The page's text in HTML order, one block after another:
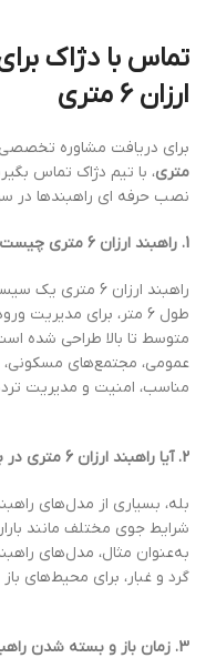
تماس با دژاک
ارزان 6 متری
برای دریافت مشاوره
متری، با تیم دژاک تماس
نصب حرفه ای راهبندها در
1. راهبند ارزان 6 متری چیست و چه کاربردهایی دارد؟
راهبند ارزان 6
طول 6 متر، برای
متوسط تا بالا طراحی شده
عمومی، مجتمع‌های مسکونی،
مناسب، امنیت و مدیریت
2. آیا راهبند ارزان 6 متری در برابر شرایط جوی مقاوم است؟
شرایط جوی مختلف مانند
به‌عنوان مثال، مدل‌های
گرد و غبار، برای محیط‌های
3. زمان باز و بسته شدن راهبند ارزان 6 متری چقدر است؟